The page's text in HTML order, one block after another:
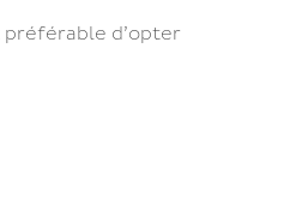
préférable d’opter